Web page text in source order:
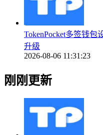
TokenPocket多签钱
升级
2026-08-06 11:31:23
刚刚更新